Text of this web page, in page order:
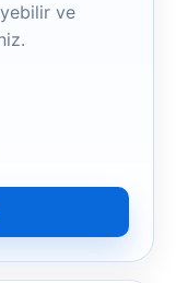
ve